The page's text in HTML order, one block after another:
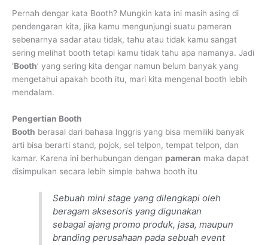
Pernah dengar kata Booth? Mungkin kata ini masih asing di
pendengaran kita, jika kamu mengunjungi suatu pameran
sebenarnya sadar atau tidak, tahu atau tidak kamu sangat
sering melihat booth tetapi kamu tidak tahu apa namanya. Jadi
‘Booth’ yang sering kita dengar namun belum banyak yang
mengetahui apakah booth itu, mari kita mengenal booth lebih
mendalam.
Pengertian Booth
Booth berasal dari bahasa Inggris yang bisa memiliki banyak
arti bisa berarti stand, pojok, sel telpon, tempat telpon, dan
kamar. Karena ini berhubungan dengan pameran maka dapat
disimpulkan secara lebih simple bahwa booth itu
Sebuah mini stage yang dilengkapi oleh
beragam aksesoris yang digunakan
sebagai ajang promo produk, jasa, maupun
branding perusahaan pada sebuah event